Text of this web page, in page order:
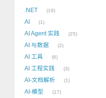
.NET 19
AI 1
AI Agent 实践 25
AI 与数据 2
AI 工具 6
AI 工程实践 3
AI-文档解析 1
AI-模型 17